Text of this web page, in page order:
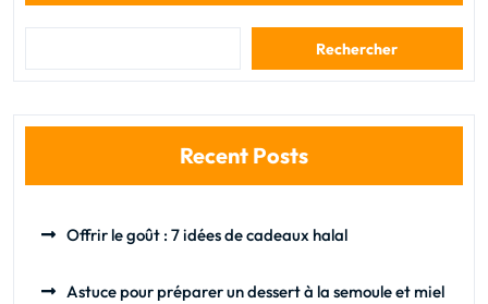
Rechercher
Recent Posts
Offrir le goût : 7 idées de cadeaux halal
Astuce pour préparer un dessert à la semoule et miel